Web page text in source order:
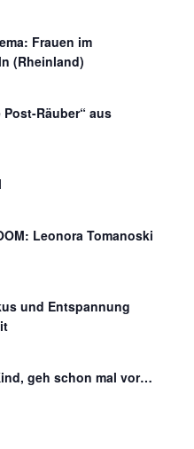
Frauen im
(Rheinland)
Räuber“ aus
Leonora Tomanoski
und Entspannung
geh schon mal vor…